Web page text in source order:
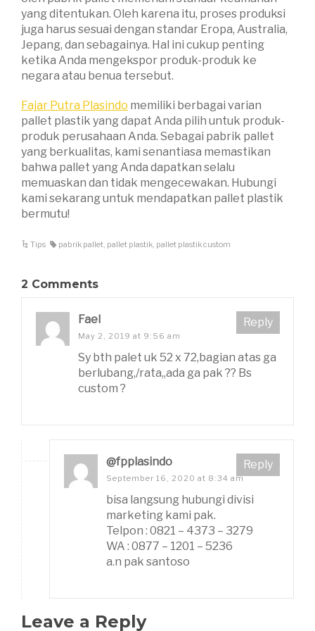
yang ditentukan. Oleh karena itu, proses produksi
juga harus sesuai dengan standar Eropa, Australia,
Jepang, dan sebagainya. Hal ini cukup penting
ketika Anda mengekspor produk-produk ke
negara atau benua tersebut.
Fajar Putra Plasindo memiliki berbagai varian
pallet plastik yang dapat Anda pilih untuk produk-
produk perusahaan Anda. Sebagai pabrik pallet
yang berkualitas, kami senantiasa memastikan
bahwa pallet yang Anda dapatkan selalu
memuaskan dan tidak mengecewakan. Hubungi
kami sekarang untuk mendapatkan pallet plastik
bermutu!
Tips pabrik pallet, pallet plastik, pallet plastik custom
2 Comments
Fael
May 2, 2019 at 9:56 am
Reply
Sy bth palet uk 52 x 72,bagian atas ga
berlubang,/rata,,ada ga pak ?? Bs
custom ?
@fpplasindo
September 16, 2020 at 8:34 am
Reply
bisa langsung hubungi divisi
marketing kami pak.
Telpon : 0821 – 4373 – 3279
WA : 0877 – 1201 – 5236
a.n pak santoso
Leave a Reply